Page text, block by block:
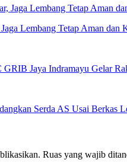
Lembang Tetap Aman dan
Jaya Indramayu Gelar
Serda AS Usai Berkas
Ruas yang wajib